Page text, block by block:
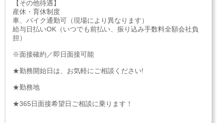
【その他待遇】
産休・育休制度
車、バイク通勤可（現場により異なります）
給与日払いOK（いつでも前払い、振り込み手数料全額会社負
担）
※面接確約／即日面接可能
★勤務開始日は、お気軽にご相談ください!
★勤務地
★365日面接希望日ご相談に乗ります！